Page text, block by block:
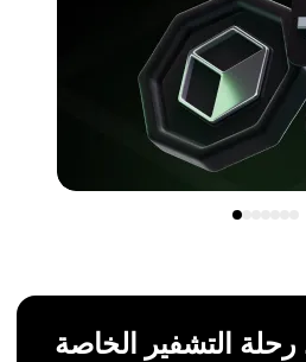
التشفير الخاصة